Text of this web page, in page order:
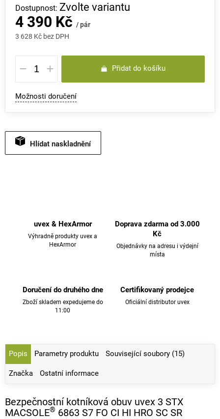
4 390 Kč / pár
3 628 Kč bez DPH
Měrná
cena:
Zvolte variantu
Přidat do košíku
Možnosti doručení
Hlídat
uvex & HexArmor
Výhradně produkty uvex a
HexArmor
Doprava zdarma od 3.000
Kč
Objednávky na adresu i výdejní
místa
Doručení do druhého dne
Zboží skladem expedujeme do
11:00
Certifikovaný prodejce
Oficiální distributor uvex
Popis Parametry produktu Související soubory (15)
Značka Ostatní informace
Bezpečnostní kotníková obuv uvex 3 STX
MACSOLE® 6863 S7 FO CI HI HRO SC SR